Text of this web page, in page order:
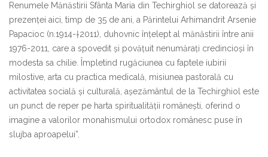
Renumele Mănăstirii Sfânta Maria din Techirghiol se datorează și
prezenței aici, timp de 35 de ani, a Părintelui Arhimandrit Arsenie
Papacioc (n.1914-†2011), duhovnic înțelept al mănăstirii între anii
1976-2011, care a spovedit și povățuit nenumărați credincioși în
modesta sa chilie. Împletind rugăciunea cu faptele iubirii
milostive, arta cu practica medicală, misiunea pastorală cu
activitatea socială și culturală, așezământul de la Techirghiol este
un punct de reper pe harta spiritualității românești, oferind o
imagine a valorilor monahismului ortodox românesc puse în
slujba aproapelui”.